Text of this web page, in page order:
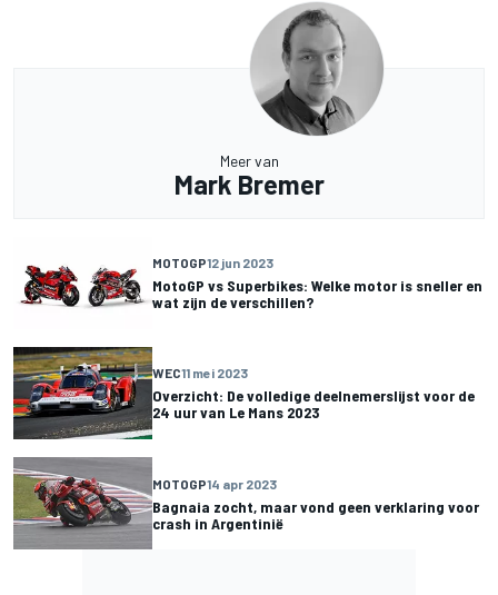
Meer van
Mark Bremer
MOTOGP12 jun 2023
MotoGP vs Superbikes: Welke motor is sneller en
wat zijn de verschillen?
WEC11 mei 2023
Overzicht: De volledige deelnemerslijst voor de
24 uur van Le Mans 2023
MOTOGP14 apr 2023
Bagnaia zocht, maar vond geen verklaring voor
crash in Argentinië